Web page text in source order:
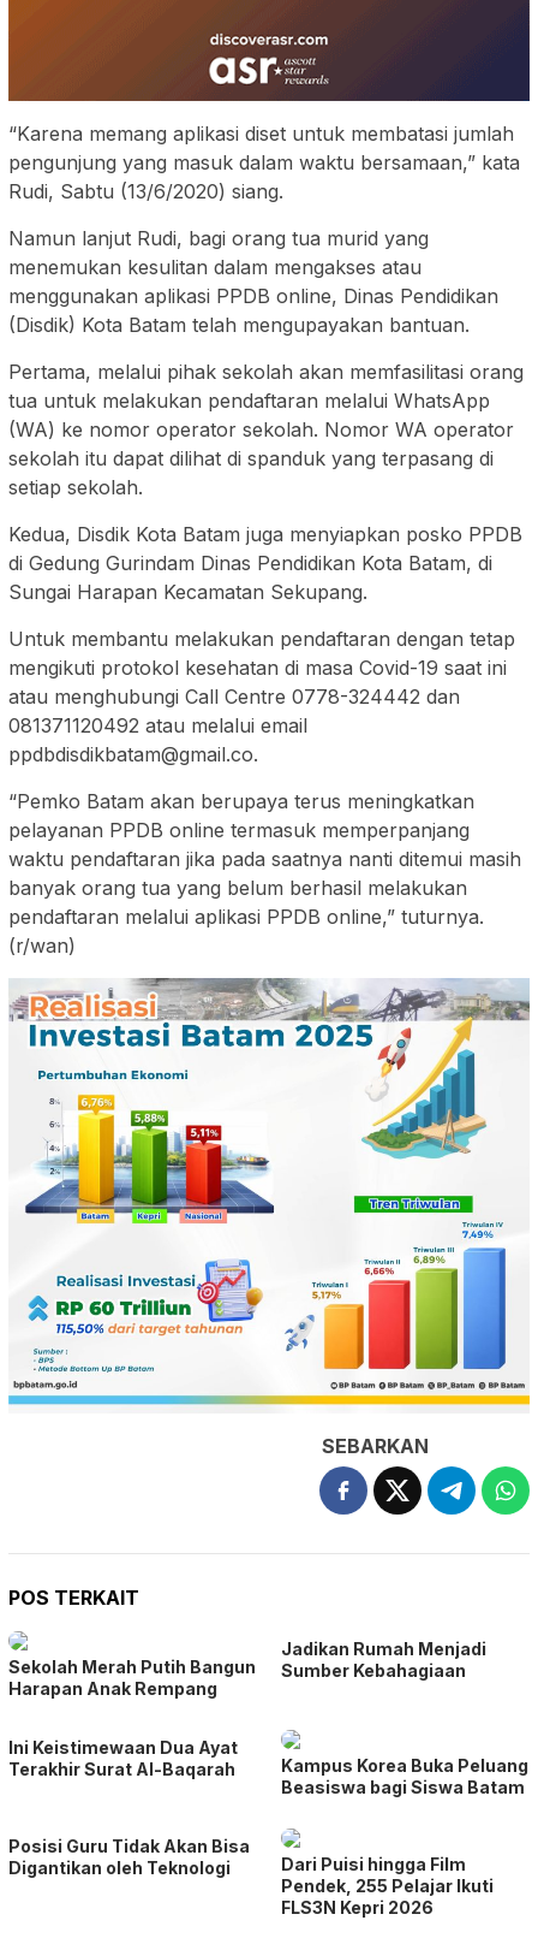
“Karena memang aplikasi diset untuk membatasi jumlah
pengunjung yang masuk dalam waktu bersamaan,” kata
Rudi, Sabtu (13/6/2020) siang.
Namun lanjut Rudi, bagi orang tua murid yang
menemukan kesulitan dalam mengakses atau
menggunakan aplikasi PPDB online, Dinas Pendidikan
(Disdik) Kota Batam telah mengupayakan bantuan.
Pertama, melalui pihak sekolah akan memfasilitasi orang
tua untuk melakukan pendaftaran melalui WhatsApp
(WA) ke nomor operator sekolah. Nomor WA operator
sekolah itu dapat dilihat di spanduk yang terpasang di
setiap sekolah.
Kedua, Disdik Kota Batam juga menyiapkan posko PPDB
di Gedung Gurindam Dinas Pendidikan Kota Batam, di
Sungai Harapan Kecamatan Sekupang.
Untuk membantu melakukan pendaftaran dengan tetap
mengikuti protokol kesehatan di masa Covid-19 saat ini
atau menghubungi Call Centre 0778-324442 dan
081371120492 atau melalui email
ppdbdisdikbatam@gmail.co.
“Pemko Batam akan berupaya terus meningkatkan
pelayanan PPDB online termasuk memperpanjang
waktu pendaftaran jika pada saatnya nanti ditemui masih
banyak orang tua yang belum berhasil melakukan
pendaftaran melalui aplikasi PPDB online,” tuturnya.
(r/wan)
SEBARKAN
POS TERKAIT
Sekolah Merah Putih Bangun
Harapan Anak Rempang
Jadikan Rumah Menjadi
Sumber Kebahagiaan
Ini Keistimewaan Dua Ayat
Terakhir Surat Al-Baqarah
Kampus Korea Buka Peluang
Beasiswa bagi Siswa Batam
Posisi Guru Tidak Akan Bisa
Digantikan oleh Teknologi
Dari Puisi hingga Film
Pendek, 255 Pelajar Ikuti
FLS3N Kepri 2026